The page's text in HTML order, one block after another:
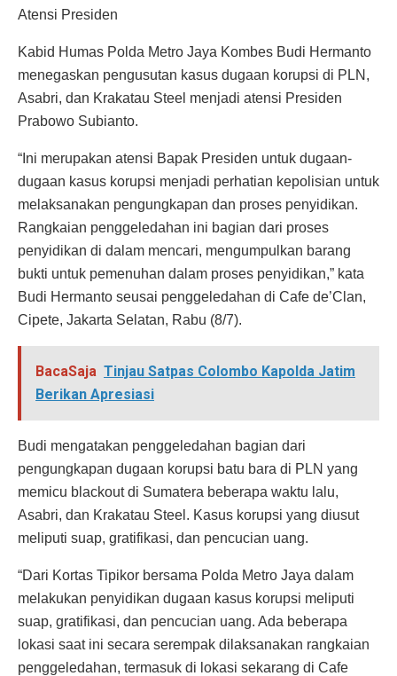
Atensi Presiden
Kabid Humas Polda Metro Jaya Kombes Budi Hermanto
menegaskan pengusutan kasus dugaan korupsi di PLN,
Asabri, dan Krakatau Steel menjadi atensi Presiden
Prabowo Subianto.
“Ini merupakan atensi Bapak Presiden untuk dugaan-
dugaan kasus korupsi menjadi perhatian kepolisian untuk
melaksanakan pengungkapan dan proses penyidikan.
Rangkaian penggeledahan ini bagian dari proses
penyidikan di dalam mencari, mengumpulkan barang
bukti untuk pemenuhan dalam proses penyidikan,” kata
Budi Hermanto seusai penggeledahan di Cafe de’Clan,
Cipete, Jakarta Selatan, Rabu (8/7).
BacaSaja Tinjau Satpas Colombo Kapolda Jatim
Berikan Apresiasi
Budi mengatakan penggeledahan bagian dari
pengungkapan dugaan korupsi batu bara di PLN yang
memicu blackout di Sumatera beberapa waktu lalu,
Asabri, dan Krakatau Steel. Kasus korupsi yang diusut
meliputi suap, gratifikasi, dan pencucian uang.
“Dari Kortas Tipikor bersama Polda Metro Jaya dalam
melakukan penyidikan dugaan kasus korupsi meliputi
suap, gratifikasi, dan pencucian uang. Ada beberapa
lokasi saat ini secara serempak dilaksanakan rangkaian
penggeledahan, termasuk di lokasi sekarang di Cafe